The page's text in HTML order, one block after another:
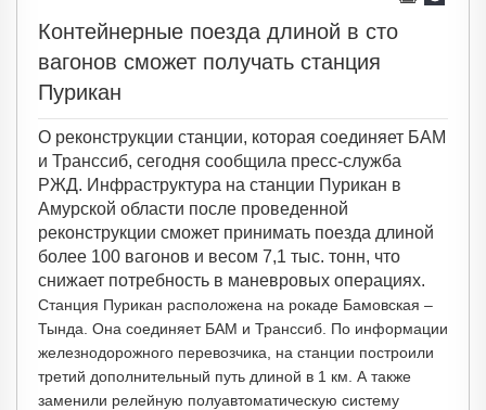
Контейнерные поезда длиной в сто
вагонов сможет получать станция
Пурикан
О реконструкции станции, которая соединяет БАМ
и Транссиб, сегодня сообщила пресс-служба
РЖД. Инфраструктура на станции Пурикан в
Амурской области после проведенной
реконструкции сможет принимать поезда длиной
более 100 вагонов и весом 7,1 тыс. тонн, что
снижает потребность в маневровых операциях.
Станция Пурикан расположена на рокаде Бамовская –
Тында. Она соединяет БАМ и Транссиб. По информации
железнодорожного перевозчика, на станции построили
третий дополнительный путь длиной в 1 км. А также
заменили релейную полуавтоматическую систему